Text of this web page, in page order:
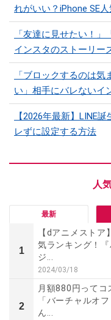
れがいい？iPhone SE
「友達に見せたい！」
インスタのストーリー
「ブロックするのは
い」相手にバレないイ
【2026年最新】LINE
レずに設定する方法
最新
1
【dアニメストア
気ランキング！
ジ...
2024/03/18
2
月額880円ってコ
「バーチャルオ
ん...